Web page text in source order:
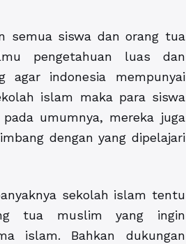
semua siswa dan orang tua
pengetahuan luas dan
indonesia mempunyai
islam maka para siswa
umumnya, mereka juga
dengan yang dipelajari
sekolah islam tentu
tua muslim yang ingin
islam. Bahkan dukungan